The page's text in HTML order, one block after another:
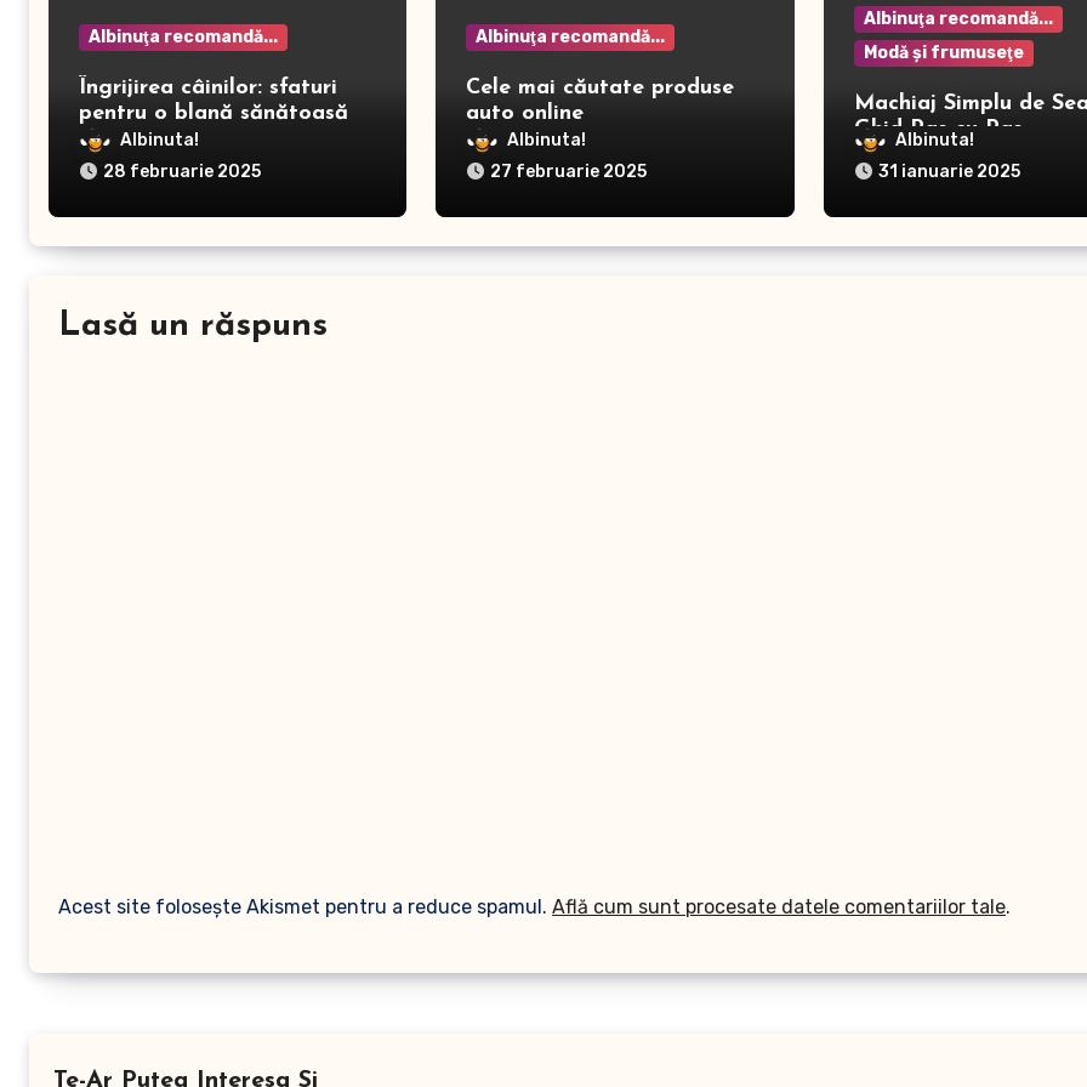
Albinuţa recomandă...
Îngrijirea câinilor: sfaturi
pentru o blană sănătoasă și
prevenirea dermatitei
Albinuta!
28 februarie 2025
Albinuţa recomandă...
Cele mai căutate produse
auto online
Albinuta!
27 februarie 2025
Albinuţa recomandă...
Modă şi frumuseţe
Machiaj Simplu de
Ghid Pas cu Pas
Albinuta!
31 ianuarie 2025
Lasă un răspuns
Acest site folosește Akismet pentru a reduce spamul. Află cum sunt procesate datele comentariilor tale.
Te-Ar Putea Interesa Si